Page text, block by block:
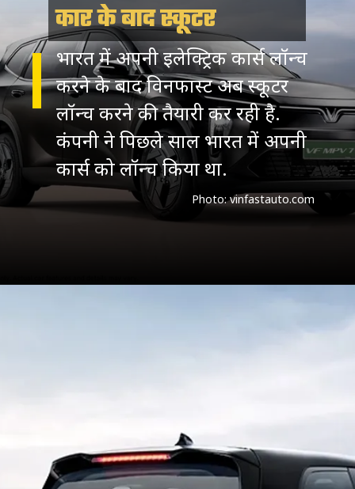
कार के बाद स्कूटर
भारत में अपनी इलेक्ट्रिक कार्स लॉन्च
करने के बाद विनफास्ट अब स्कूटर
लॉन्च करने की तैयारी कर रही है.
कंपनी ने पिछले साल भारत में अपनी
कार्स को लॉन्च किया था.
Photo: vinfastauto.com